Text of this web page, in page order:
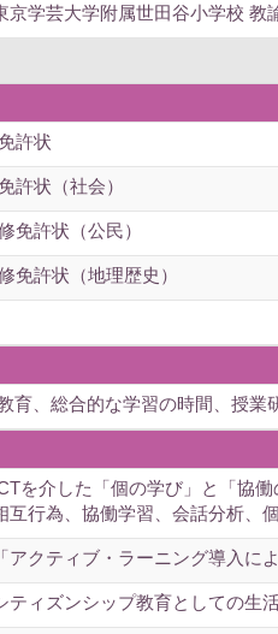
京学芸大学附属世田谷小学校 教
許状
許状（社会）
免許状（公民）
免許状（地理歴史）
育、総合的な学習の時間、授
を介した「個の学び」と「協
互行為、協働学習、会話分析、
「アクティブ・ラーニング導入に
ティズンシップ教育としての生